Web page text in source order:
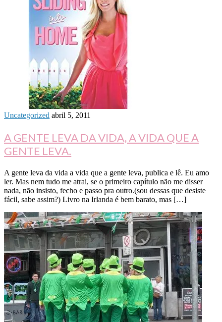
Uncategorized abril 5, 2011
A GENTE LEVA DA VIDA, A VIDA QUE A
GENTE LEVA.
A gente leva da vida a vida que a gente leva, publica e lê. Eu amo
ler. Mas nem tudo me atrai, se o primeiro capítulo não me disser
nada, não insisto, fecho e passo pra outro.(sou dessas que desiste
fácil, sabe assim?) Livro na Irlanda é bem barato, mas […]